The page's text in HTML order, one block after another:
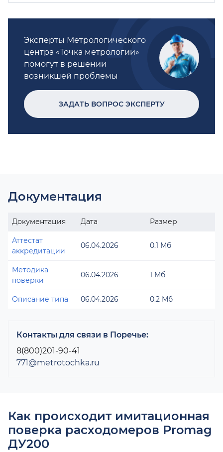
Эксперты Метрологического
центра «Точка метрологии»
помогут в решении
возникшей проблемы
ЗАДАТЬ ВОПРОС ЭКСПЕРТУ
Документация
Документация Дата Размер
Аттестат
аккредитации
06.04.2026 0.1 Мб
Методика
поверки
06.04.2026 1 Мб
Описание типа 06.04.2026 0.2 Мб
Контакты для связи в Поречье:
8(800)201-90-41
771@metrotochka.ru
Как происходит имитационная
поверка расходомеров Promag
ДУ200